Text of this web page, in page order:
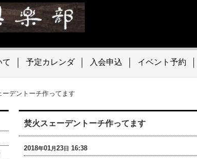
て 予定カレンダ 入会申込 イベント予約
ーデントーチ作ってます
焚火スェーデントーチ作ってます
2018年01月23日 16:38